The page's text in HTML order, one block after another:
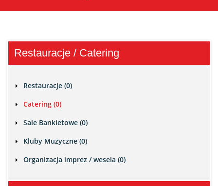
Restauracje / Catering
Restauracje (0)
Catering (0)
Sale Bankietowe (0)
Kluby Muzyczne (0)
Organizacja imprez / wesela (0)